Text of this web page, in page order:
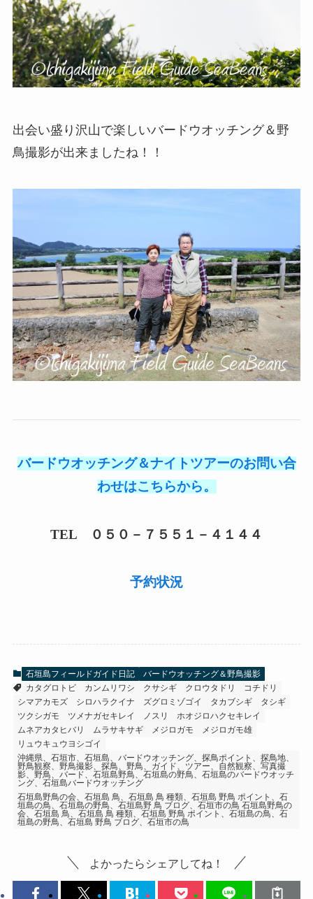
出会い盛り沢山で楽しいバードウオッチング＆野
鳥撮影が出来ましたね！！
バードウオッチング＆ナイトツアーのお問い合
わせはこちらから。
TEL ０５０－７５５１－４１４４
予約状況
石垣島フィールドガイド日記
バードウオッチング＆野鳥撮影
カタグロトビ
カンムリワシ クサシギ クロウタドリ
コチドリ
シマアカモズ
シロハラクイナ ズグロミゾゴイ タカブシギ
タシギ
ツクシガモ
ツメナガセキレイ ノスリ
ホオジロハクセキレイ
ムネアカタヒバリ
ムラサキサギ メジロガモ
メジロガモ雄
リュウキュウヨシゴイ
沖縄県、石垣市、石垣島、バードウオッチング、探鳥ポイント、探鳥地、
野鳥観察、野鳥撮影、探鳥、野鳥、ガイド、ツアー、自然観察、写真撮
影、野鳥、バード、石垣島野鳥、石垣島の野鳥、石垣島のバードウオッチ
ング、石垣島バードウオッチング
石垣島野鳥の会、石垣島 鳥、石垣島 鳥 種類、石垣島 野鳥 ポイント、石
垣島の鳥、石垣島の野鳥、石垣島野 鳥 ブログ、石垣市の鳥 石垣島野鳥の
会、石垣島 鳥、石垣島 鳥 種類、石垣島 野鳥 ポイント、石垣島の鳥、石
垣島の野鳥、石垣島 野鳥 ブログ、石垣市の鳥
よかったらシェアしてね！